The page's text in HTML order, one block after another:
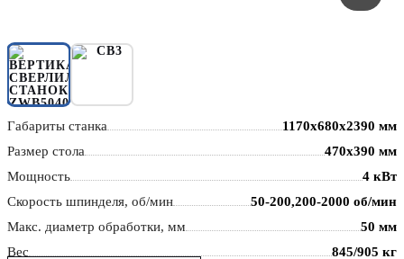
Габариты станка
1170x680x2390 мм
Размер стола
470x390 мм
Мощность
4 кВт
Скорость шпинделя, об/мин
50-200,200-2000 об/мин
Макс. диаметр обработки, мм
50 мм
Вес
845/905 кг